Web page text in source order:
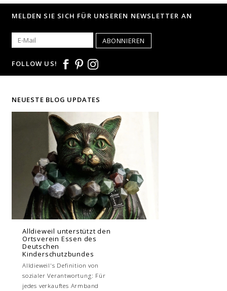
MELDEN SIE SICH FÜR UNSEREN NEWSLETTER AN
ABONNIEREN
FOLLOW US!
NEUESTE BLOG UPDATES
Alldieweil unterstützt den
Ortsverein Essen des
Deutschen
Kinderschutzbundes
Alldieweil's Definition von
sozialer Verantwortung: Für
jedes verkauftes Armband